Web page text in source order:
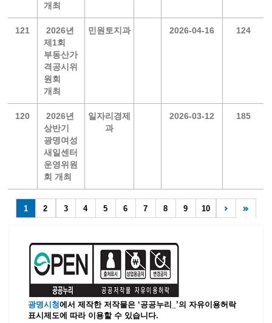
개최
121
2026년
제1회
부동산가
격공시위
원회
개최
민원토지과 2026-04-16 124
120
2026년
상반기
광명여성
새일센터
운영위원
회 개최
일자리경제
과
2026-03-12 185
1 2 3 4 5 6 7 8 9 10
광명시청에서 제작한 저작물은 ‘공공누리_’의 자유이용허락
표시제도에 따라 이용할 수 있습니다.